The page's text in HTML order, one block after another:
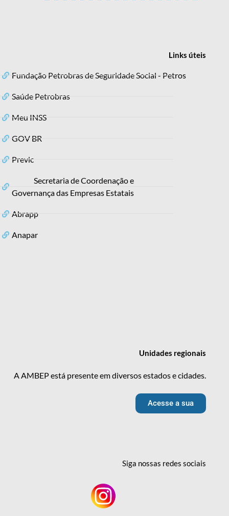
Linksúteis
Fundação Petrobras de Seguridade Social - Petros
Saúde Petrobras
Meu INSS
GOV BR
Previc
Secretaria de Coordenação e
Governança das Empresas Estatais
Abrapp
Anapar
Unidades regionais
A AMBEP está presente em diversos estados e cidades.
Acesse a sua
Siga nossas redessociais